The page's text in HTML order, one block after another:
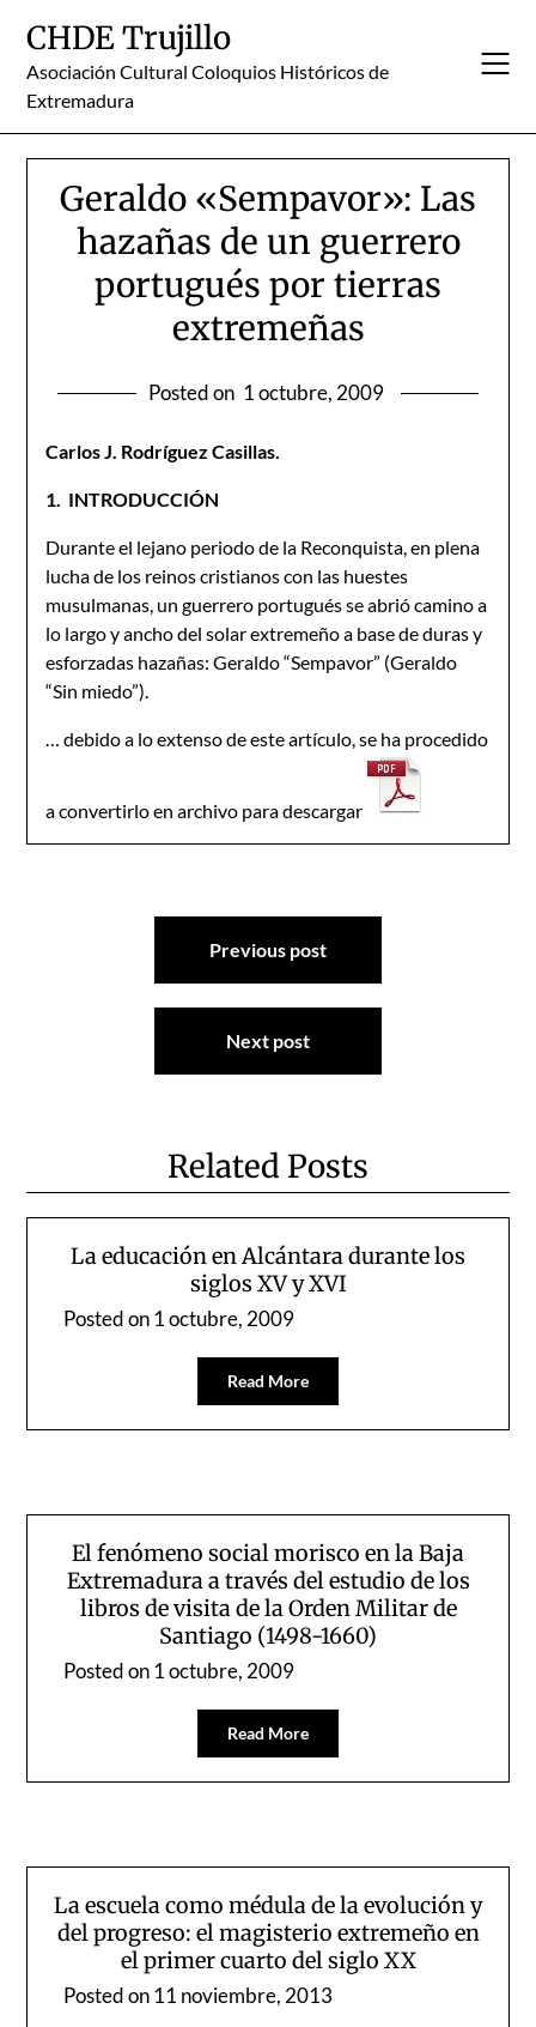
content
CHDE Trujillo
Asociación Cultural Coloquios Históricos de
Extremadura
Geraldo «Sempavor»: Las
hazañas de un guerrero
portugués por tierras
extremeñas
Posted on 1 octubre, 2009
Carlos J. Rodríguez Casillas.
1. INTRODUCCIÓN
Durante el lejano periodo de la Reconquista, en plena
lucha de los reinos cristianos con las huestes
musulmanas, un guerrero portugués se abrió camino a
lo largo y ancho del solar extremeño a base de duras y
esforzadas hazañas: Geraldo “Sempavor” (Geraldo
“Sin miedo”).
… debido a lo extenso de este artículo, se ha procedido
a convertirlo en archivo para descargar
Navegación
entradas
Previous post
Next post
Related Posts
La educación en Alcántara durante los
siglos XV y XVI
Posted on1 octubre, 2009
Read More
El fenómeno social morisco en la Baja
Extremadura a través del estudio de los
libros de visita de la Orden Militar de
Santiago (1498-1660)
Posted on1 octubre, 2009
Read More
La escuela como médula de la evolución y
del progreso: el magisterio extremeño en
el primer cuarto del siglo XX
Posted on11 noviembre, 2013